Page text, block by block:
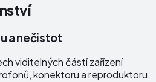
a nečistot
viditelných částí zařízení
konektoru a reproduktoru.